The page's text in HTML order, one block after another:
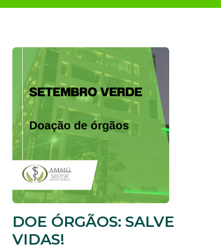
DOE ÓRGÃOS: SALVE
VIDAS!